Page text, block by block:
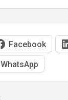
Facebook
WhatsApp